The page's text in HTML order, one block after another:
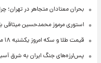
بحران معتادان متجاهر در تهران؛
استوری مرموز محمدحسین میثاقی
قیمت طلا و سکه امروز یکشنبه ۱۸ مرداد ۱۴۰۵/کاهش قیمت طلا و سکه
پس‌لرزه‌های جنگ ایران به شرق